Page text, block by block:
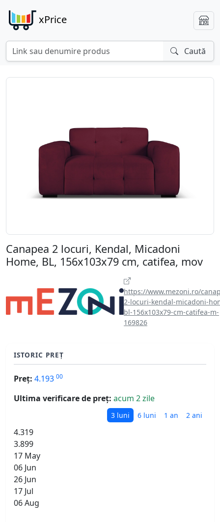
xPrice
Caută
Canapea 2 locuri, Kendal, Micadoni
Home, BL, 156x103x79 cm, catifea, mov
https://www.mezoni.ro/
2-locuri-kendal-micadoni-
bl-156x103x79-cm-catifea-m-
169826
ISTORIC PREȚ
Preț: 4.193 00
Ultima verificare de preț: acum 2 zile
3 luni 6 luni 1 an 2 ani
4.319
3.899
17 May
06 Jun
26 Jun
17 Jul
06 Aug